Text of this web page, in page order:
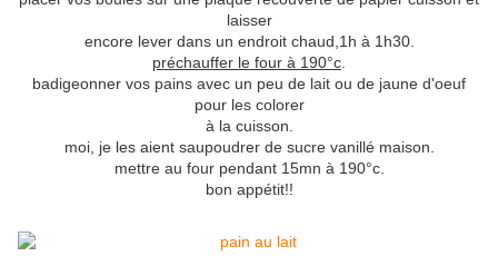
laisser
encore lever dans un endroit chaud,1h à 1h30.
préchauffer le four à 190°c
badigeonner vos pains avec un peu de lait ou de jaune d'oeuf
pour les colorer
à la cuisson.
moi, je les aient saupoudrer de sucre vanillé maison.
mettre au four pendant 15mn à 190°c.
bon appétit!!